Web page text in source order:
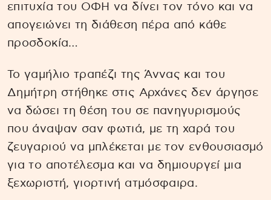
επιτυχία του ΟΦΗ να δίνει τον τόνο και να
απογειώνει τη διάθεση πέρα από κάθε
προσδοκία…
Το γαμήλιο τραπέζι της Άννας και του
Δημήτρη στήθηκε στις Αρχάνες δεν άργησε
να δώσει τη θέση του σε πανηγυρισμούς
που άναψαν σαν φωτιά, με τη χαρά του
ζευγαριού να μπλέκεται με τον ενθουσιασμό
για το αποτέλεσμα και να δημιουργεί μια
ξεχωριστή, γιορτινή ατμόσφαιρα.